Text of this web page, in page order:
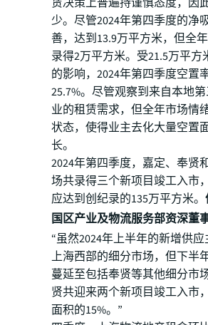
少。尽管2024年第四季度的净
善，达到13.9万平方米，但全
录得2万平方米。受21.5万平方
的影响，2024年第四季度空置
25.7%。尽管观察到来自本地
业的租赁需求，但全年市场情
状态，使得业主去化大量空置
长。
2024年第四季度，嘉定、奉贤
场共录得三个新项目竣工入市
应达到创纪录的135万平方米。
国区产业及物流服务部资深董
“虽然2024年上半年的新增供
上海西部的细分市场，但下半
蔓延至包括奉贤等其他细分市
贤共迎来两个新项目竣工入市
面积的15%。”